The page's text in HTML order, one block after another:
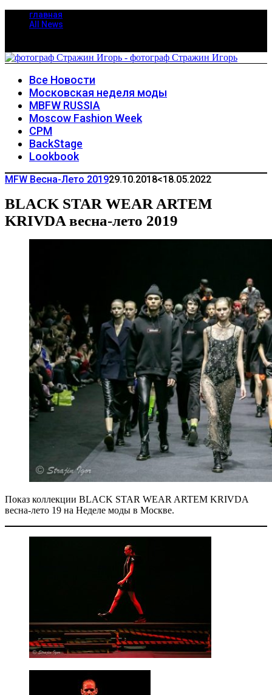
главная
All News
Все Новости
Московская неделя моды
MBFW RUSSIA
Moscow Fashion Week
CPM
BackStage
Lookbook
MFW Весна-Лето 201929.10.2018<18.05.2022
BLACK STAR WEAR ARTEM
KRIVDA весна-лето 2019
Показ коллекции BLACK STAR WEAR ARTEM KRIVDA
весна-лето 19 на Неделе моды в Москве.